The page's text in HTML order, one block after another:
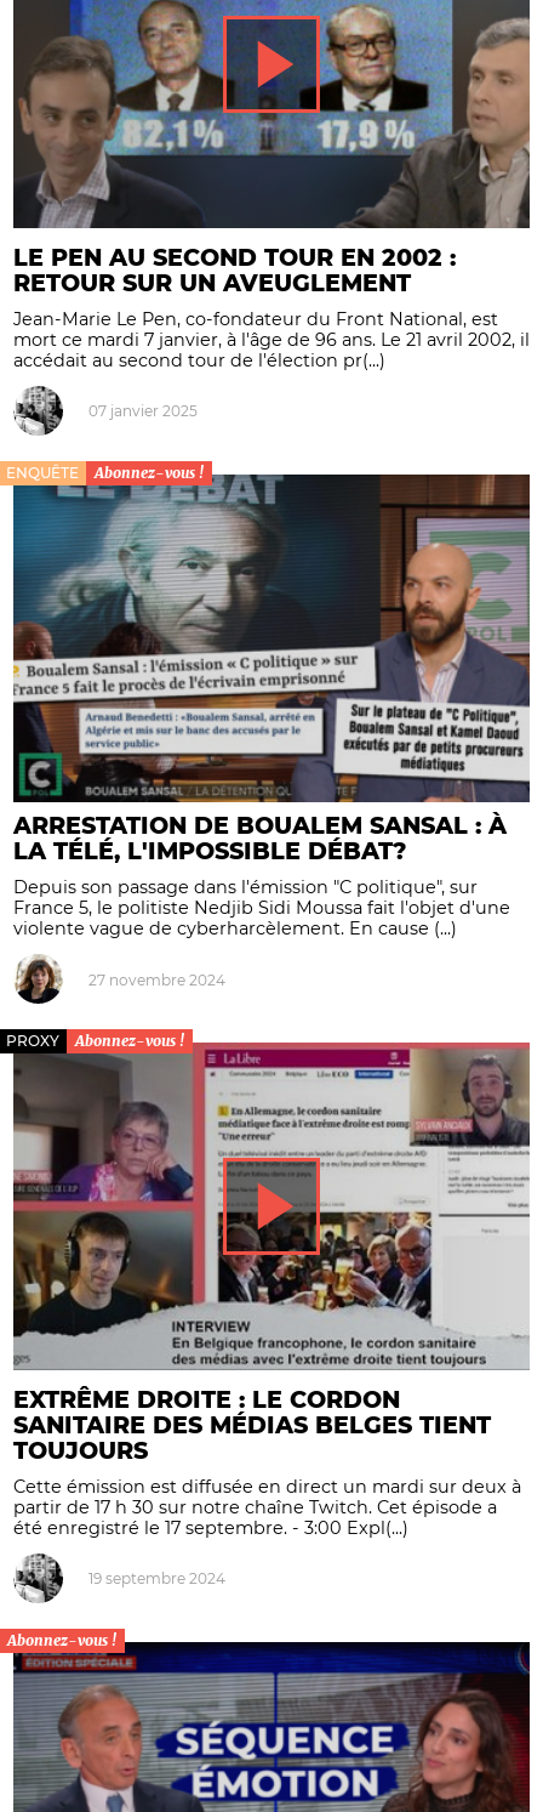
LE PEN AU SECOND TOUR EN 2002 :
RETOUR SUR UN AVEUGLEMENT
Jean-Marie Le Pen, co-fondateur du Front National, est
mort ce mardi 7 janvier, à l'âge de 96 ans. Le 21 avril 2002, il
accédait au second tour de l'élection pr(...)
07 janvier 2025
ENQUÊTE Abonnez-vous !
ARRESTATION DE BOUALEM SANSAL : À
LA TÉLÉ, L'IMPOSSIBLE DÉBAT?
Depuis son passage dans l'émission "C politique", sur
France 5, le politiste Nedjib Sidi Moussa fait l'objet d'une
violente vague de cyberharcèlement. En cause (...)
27 novembre 2024
PROXY Abonnez-vous !
EXTRÊME DROITE : LE CORDON
SANITAIRE DES MÉDIAS BELGES TIENT
TOUJOURS
Cette émission est diffusée en direct un mardi sur deux à
partir de 17 h 30 sur notre chaîne Twitch. Cet épisode a
été enregistré le 17 septembre. - 3:00 Expl(...)
19 septembre 2024
Abonnez-vous !